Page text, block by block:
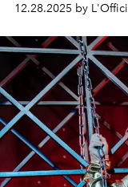
12.28.2025 by